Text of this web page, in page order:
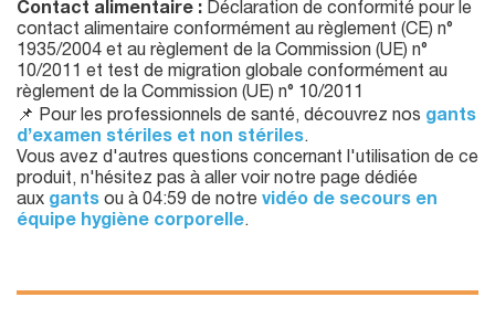
Contact alimentaire : Déclaration de conformité pour le
contact alimentaire conformément au règlement (CE) n°
1935/2004 et au règlement de la Commission (UE) n°
10/2011 et test de migration globale conformément au
règlement de la Commission (UE) n° 10/2011
📌 Pour les professionnels de santé, découvrez nos gants
d’examen stériles et non stériles.
Vous avez d'autres questions concernant l'utilisation de ce
produit, n'hésitez pas à aller voir notre page dédiée
aux gants ou à 04:59 de notre vidéo de secours en
équipe hygiène corporelle.